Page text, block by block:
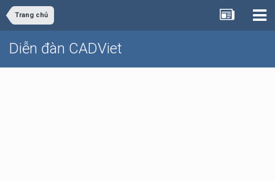
Trang chủ
Diễn đàn CADViet